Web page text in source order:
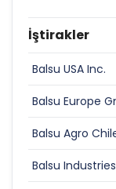
İştirakler
Balsu USA Inc.
Balsu Europe
Balsu Agro
Balsu